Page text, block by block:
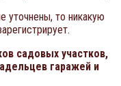
уточнены, то никакую
садовых участков,
гаражей и